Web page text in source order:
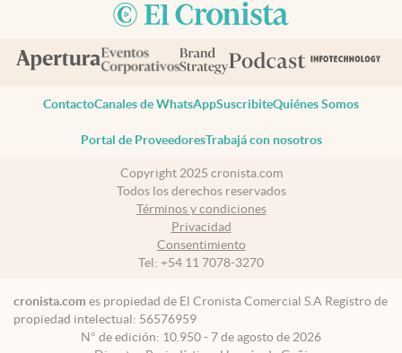
ContactoCanales de WhatsAppSuscribiteQuiénes Somos
Portal de ProveedoresTrabajá con nosotros
Copyright 2025 cronista.com
Todos los derechos reservados
Términos y condiciones
Privacidad
Consentimiento
Tel: +54 11 7078-3270
cronista.com es propiedad de El Cronista Comercial S.A Registro de
propiedad intelectual: 56576959
N° de edición: 10.950 - 7 de agosto de 2026